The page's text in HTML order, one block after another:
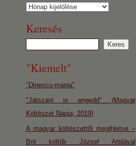
Archívum
Keresés
"Kiemelt"
"Dinescu-mania"
"Játszani is engedd" (Magyar
Költészet Napja, 2019)
A magyar költészettől megihletve –
Brit költők József Attilával